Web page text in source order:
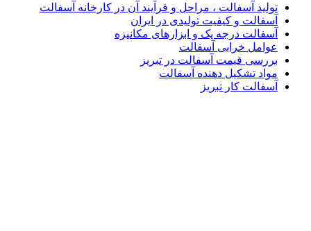
تولید آسفالت ، مراحل و فرآیند آن در کارخانه آسفالت
آسفالت و کیفیت تولیدی در ایران
آسفالت درجه یک و ابزارهای مکانیزه
عوامل خرابی آسفالت
بررسی قیمت آسفالت در تبریز
مواد تشکیل دهنده آسفالت
آسفالت کار تبریز